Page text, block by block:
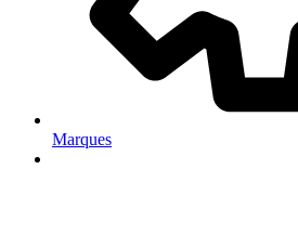
Marques